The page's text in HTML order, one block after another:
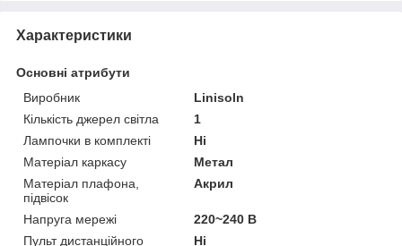
Характеристики
Основні атрибути
Виробник
Linisoln
Кількість джерел світла
1
Лампочки в комплекті
Ні
Матеріал каркасу
Метал
Матеріал плафона,
підвісок
Акрил
Напруга мережі
220~240 В
Пульт дистанційного
Ні